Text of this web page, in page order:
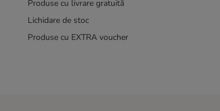
Produse cu livrare gratuită
Lichidare de stoc
Produse cu EXTRA voucher